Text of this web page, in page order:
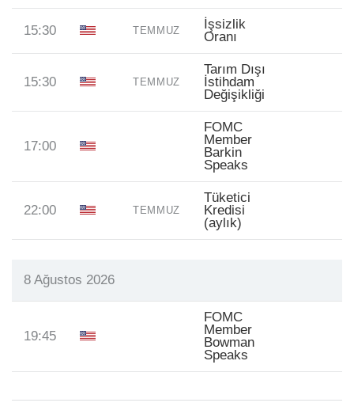
15:30 TEMMUZ
İşsizlik
Oranı
15:30 TEMMUZ
Tarım Dışı
İstihdam
Değişikliği
17:00
FOMC
Member
Barkin
Speaks
22:00 TEMMUZ
Tüketici
Kredisi
(aylık)
8 Ağustos 2026
19:45
FOMC
Member
Bowman
Speaks